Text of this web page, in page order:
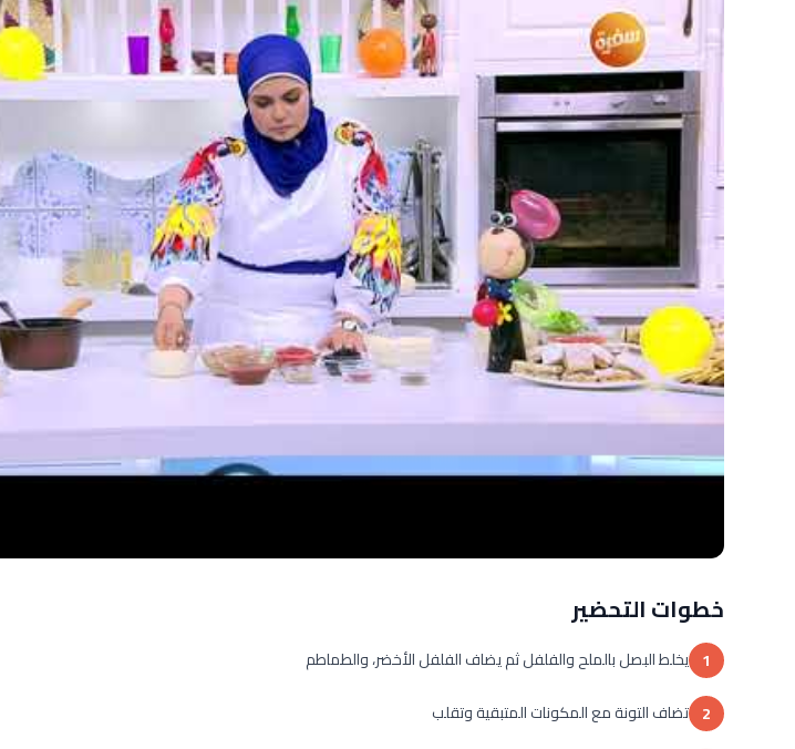
خطوات التحضير
1 يخلط البصل بالملح والفلفل ثم يضاف الفلفل الأخضر، والطماطم
2 تضاف التونة مع المكونات المتبقية وتقلب